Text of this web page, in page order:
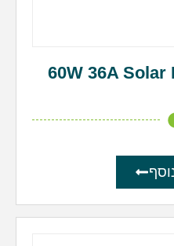
60W 36A Solar